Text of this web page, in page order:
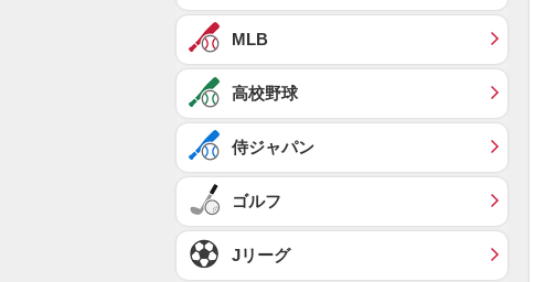
MLB
高校野球
侍ジャパン
ゴルフ
Jリーグ